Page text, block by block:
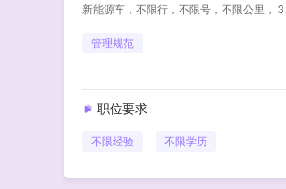
新能源车，不限行，不限号，不限公里，
管理规范
职位要求
不限经验 不限学历